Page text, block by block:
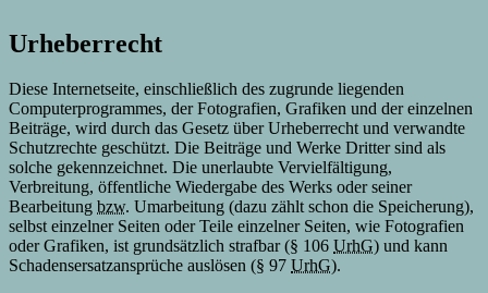
Urheberrecht
Diese Internetseite, einschließlich des zugrunde liegenden
Computerprogrammes, der Fotografien, Grafiken und der einzelnen
Beiträge, wird durch das Gesetz über Urheberrecht und verwandte
Schutzrechte geschützt. Die Beiträge und Werke Dritter sind als
solche gekennzeichnet. Die unerlaubte Vervielfältigung,
Verbreitung, öffentliche Wiedergabe des Werks oder seiner
Bearbeitung bzw. Umarbeitung (dazu zählt schon die Speicherung),
selbst einzelner Seiten oder Teile einzelner Seiten, wie Fotografien
oder Grafiken, ist grundsätzlich strafbar (§ 106 UrhG) und kann
Schadensersatzansprüche auslösen (§ 97 UrhG).